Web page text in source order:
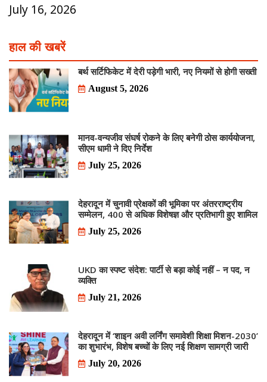
July 16, 2026
हाल की खबरें
बर्थ सर्टिफिकेट में देरी पड़ेगी भारी, नए नियमों से होगी सख्ती
August 5, 2026
मानव-वन्यजीव संघर्ष रोकने के लिए बनेगी ठोस कार्ययोजना,
सीएम धामी ने दिए निर्देश
July 25, 2026
देहरादून में चुनावी प्रेक्षकों की भूमिका पर अंतरराष्ट्रीय
सम्मेलन, 400 से अधिक विशेषज्ञ और प्रतिभागी हुए शामिल
July 25, 2026
UKD का स्पष्ट संदेश: पार्टी से बड़ा कोई नहीं – न पद, न
व्यक्ति
July 21, 2026
देहरादून में ‘शाइन अवी लर्निंग समावेशी शिक्षा मिशन-2030’
का शुभारंभ, विशेष बच्चों के लिए नई शिक्षण सामग्री जारी
July 20, 2026